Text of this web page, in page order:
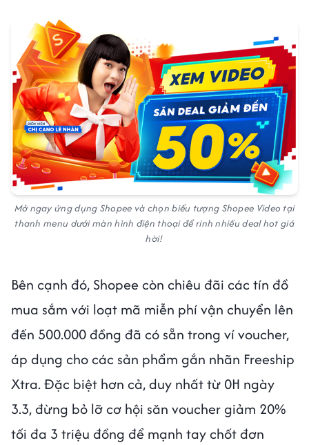
Mở ngay ứng dụng Shopee và chọn biểu tượng Shopee Video tại
thanh menu dưới màn hình điện thoại để rinh nhiều deal hot giá
hời!
Bên cạnh đó, Shopee còn chiêu đãi các tín đồ
mua sắm với loạt mã miễn phí vận chuyển lên
đến 500.000 đồng đã có sẵn trong ví voucher,
áp dụng cho các sản phẩm gắn nhãn Freeship
Xtra. Đặc biệt hơn cả, duy nhất từ 0H ngày
3.3, đừng bỏ lỡ cơ hội săn voucher giảm 20%
tối đa 3 triệu đồng để mạnh tay chốt đơn